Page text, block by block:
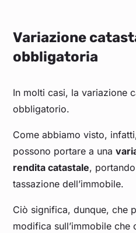
Variazione
obbligatoria
In molti casi, la variazione
obbligatorio.
Come abbiamo visto,
possono portare a una
rendita catastale,
tassazione dell’immobile.
Ciò significa, dunque, che
modifica sull’immobile che